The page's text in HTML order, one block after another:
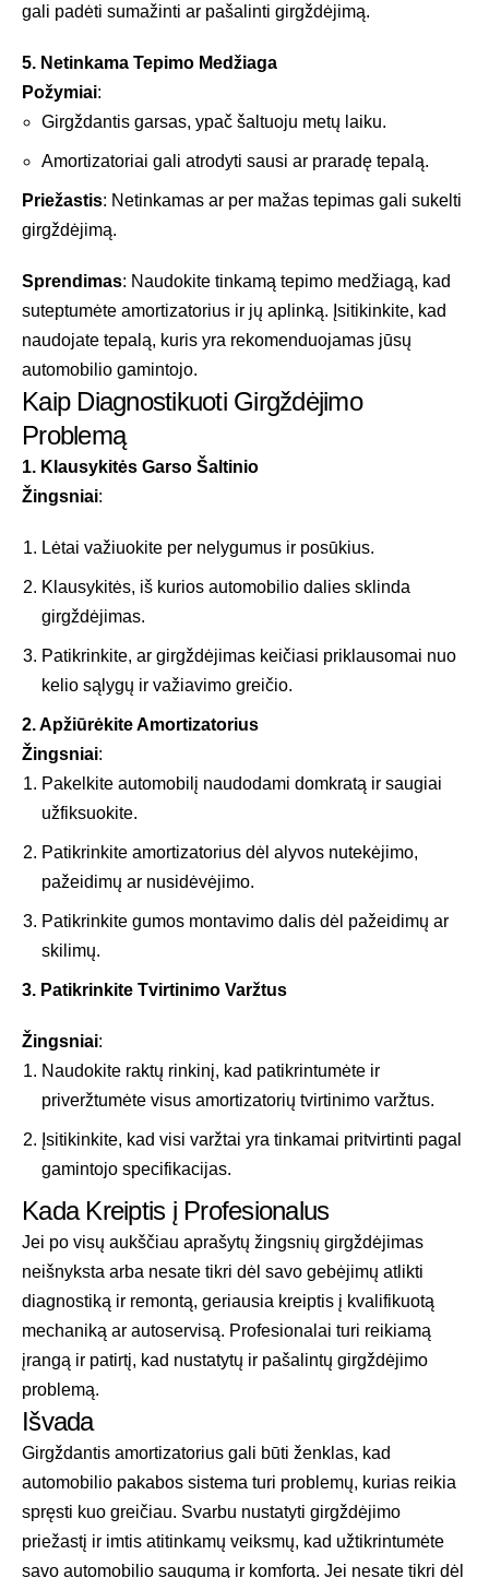
gali padėti sumažinti ar pašalinti girgždėjimą.
5. Netinkama Tepimo Medžiaga
Požymiai:
Girgždantis garsas, ypač šaltuoju metų laiku.
Amortizatoriai gali atrodyti sausi ar praradę tepalą.
Priežastis: Netinkamas ar per mažas tepimas gali sukelti
girgždėjimą.
Sprendimas: Naudokite tinkamą tepimo medžiagą, kad
suteptumėte amortizatorius ir jų aplinką. Įsitikinkite, kad
naudojate tepalą, kuris yra rekomenduojamas jūsų
automobilio gamintojo.
Kaip Diagnostikuoti Girgždėjimo
Problemą
1. Klausykitės Garso Šaltinio
Žingsniai:
Lėtai važiuokite per nelygumus ir posūkius.
Klausykitės, iš kurios automobilio dalies sklinda
girgždėjimas.
Patikrinkite, ar girgždėjimas keičiasi priklausomai nuo
kelio sąlygų ir važiavimo greičio.
2. Apžiūrėkite Amortizatorius
Žingsniai:
Pakelkite automobilį naudodami domkratą ir saugiai
užfiksuokite.
Patikrinkite amortizatorius dėl alyvos nutekėjimo,
pažeidimų ar nusidėvėjimo.
Patikrinkite gumos montavimo dalis dėl pažeidimų ar
skilimų.
3. Patikrinkite Tvirtinimo Varžtus
Žingsniai:
Naudokite raktų rinkinį, kad patikrintumėte ir
priveržtumėte visus amortizatorių tvirtinimo varžtus.
Įsitikinkite, kad visi varžtai yra tinkamai pritvirtinti pagal
gamintojo specifikacijas.
Kada Kreiptis į Profesionalus
Jei po visų aukščiau aprašytų žingsnių girgždėjimas
neišnyksta arba nesate tikri dėl savo gebėjimų atlikti
diagnostiką ir remontą, geriausia kreiptis į kvalifikuotą
mechaniką ar autoservisą. Profesionalai turi reikiamą
įrangą ir patirtį, kad nustatytų ir pašalintų girgždėjimo
problemą.
Išvada
Girgždantis amortizatorius gali būti ženklas, kad
automobilio pakabos sistema turi problemų, kurias reikia
spręsti kuo greičiau. Svarbu nustatyti girgždėjimo
priežastį ir imtis atitinkamų veiksmų, kad užtikrintumėte
savo automobilio saugumą ir komfortą. Jei nesate tikri dėl